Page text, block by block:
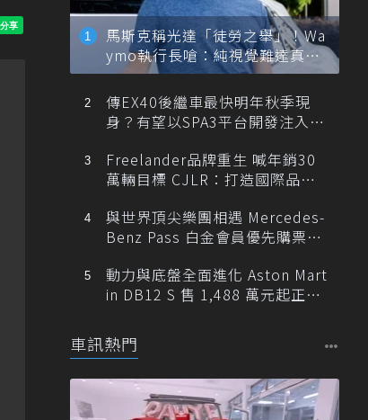
馬斯克稱光達「徒勞之舉」！Wa
ymo執行長嗆：純視覺難達真正
自動駕駛
傳EX40後繼車最快明年秋季現
身？有望以SPA3平台開發注入80
Freelander品牌重生 喊年銷30
萬輛目標 CJLR：打造國際品牌
與世界頂尖樂團相遇 Mercedes-
Benz Pass 白金會員優先購票維
動力與底盤全面進化 Aston Mart
in DB12 S 售 1,488 萬元起正式
車訊熱門